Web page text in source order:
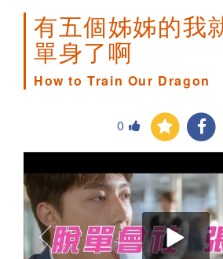
Dragon
有五個姊姊的我
單身了啊
How to Train Our Dragon
0